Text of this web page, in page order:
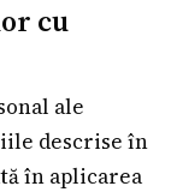
cu
ale
descrise în
în aplicarea